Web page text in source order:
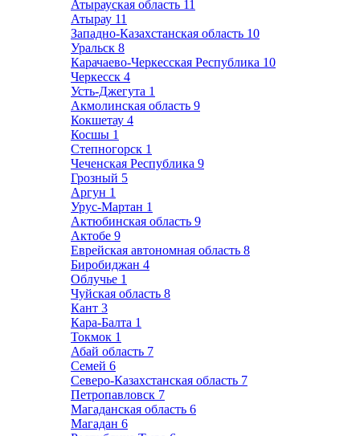
Атырауская область 11
Атырау 11
Западно-Казахстанская область 10
Уральск 8
Карачаево-Черкесская Республика 10
Черкесск 4
Усть-Джегута 1
Акмолинская область 9
Кокшетау 4
Косшы 1
Степногорск 1
Чеченская Республика 9
Грозный 5
Аргун 1
Урус-Мартан 1
Актюбинская область 9
Актобе 9
Еврейская автономная область 8
Биробиджан 4
Облучье 1
Чуйская область 8
Кант 3
Кара-Балта 1
Токмок 1
Абай область 7
Семей 6
Северо-Казахстанская область 7
Петропавловск 7
Магаданская область 6
Магадан 6